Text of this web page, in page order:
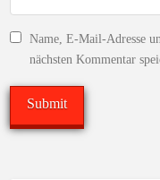
Name, E-Mail-Adresse
nächsten Kommentar